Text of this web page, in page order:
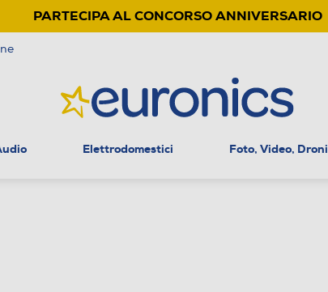
PARTECIPA AL CONCORSO ANNIVERSARIO
Elettrodomestici Foto, Video, Droni